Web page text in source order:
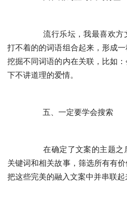
打不着的的词语组合起来，形成
挖掘不同词语的内在关联，比如
下不讲道理的爱情。
	　　五、一定要学会搜索
关键词和相关故事，筛选所有有
把这些完美的融入文案中并串联起